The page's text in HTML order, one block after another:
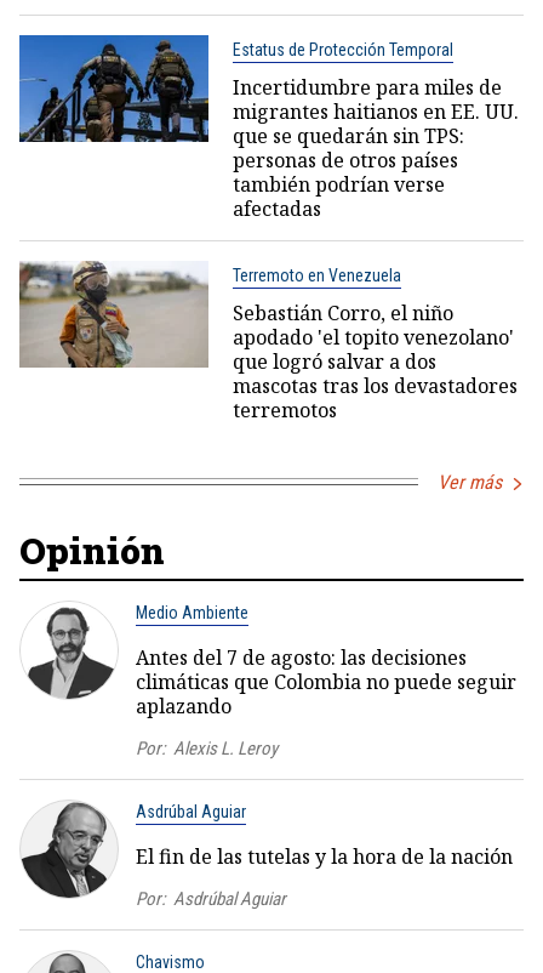
Estatus de Protección Temporal
Incertidumbre para miles de
migrantes haitianos en EE. UU.
que se quedarán sin TPS:
personas de otros países
también podrían verse
afectadas
Terremoto en Venezuela
Sebastián Corro, el niño
apodado 'el topito venezolano'
que logró salvar a dos
mascotas tras los devastadores
terremotos
Ver más
Opinión
Medio Ambiente
Antes del 7 de agosto: las decisiones
climáticas que Colombia no puede seguir
aplazando
Por: Alexis L. Leroy
Asdrúbal Aguiar
El fin de las tutelas y la hora de la nación
Por: Asdrúbal Aguiar
Chavismo